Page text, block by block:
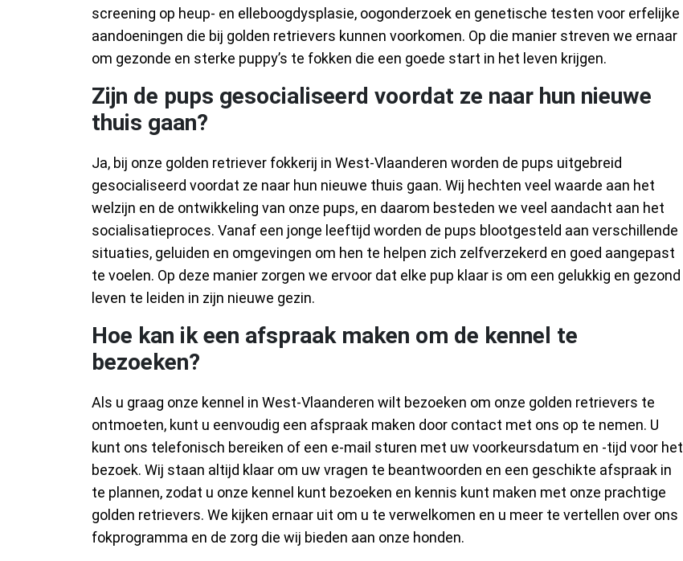
screening op heup- en elleboogdysplasie, oogonderzoek en genetische testen voor erfelijke
aandoeningen die bij golden retrievers kunnen voorkomen. Op die manier streven we ernaar
om gezonde en sterke puppy’s te fokken die een goede start in het leven krijgen.
Zijn de pups gesocialiseerd voordat ze naar hun nieuwe
thuis gaan?
Ja, bij onze golden retriever fokkerij in West-Vlaanderen worden de pups uitgebreid
gesocialiseerd voordat ze naar hun nieuwe thuis gaan. Wij hechten veel waarde aan het
welzijn en de ontwikkeling van onze pups, en daarom besteden we veel aandacht aan het
socialisatieproces. Vanaf een jonge leeftijd worden de pups blootgesteld aan verschillende
situaties, geluiden en omgevingen om hen te helpen zich zelfverzekerd en goed aangepast
te voelen. Op deze manier zorgen we ervoor dat elke pup klaar is om een gelukkig en gezond
leven te leiden in zijn nieuwe gezin.
Hoe kan ik een afspraak maken om de kennel te
bezoeken?
Als u graag onze kennel in West-Vlaanderen wilt bezoeken om onze golden retrievers te
ontmoeten, kunt u eenvoudig een afspraak maken door contact met ons op te nemen. U
kunt ons telefonisch bereiken of een e-mail sturen met uw voorkeursdatum en -tijd voor het
bezoek. Wij staan altijd klaar om uw vragen te beantwoorden en een geschikte afspraak in
te plannen, zodat u onze kennel kunt bezoeken en kennis kunt maken met onze prachtige
golden retrievers. We kijken ernaar uit om u te verwelkomen en u meer te vertellen over ons
fokprogramma en de zorg die wij bieden aan onze honden.